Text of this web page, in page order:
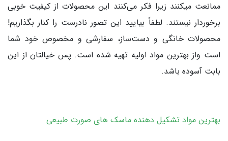
ممانعت میکنند زیرا فکر می‌کنند این محصولات از کیفیت خوبی
برخوردار نیستند. لطفاً بیایید این تصور نادرست را کنار بگذاریم!
محصولات خانگی و دست‌ساز، سفارشی و مخصوص خود شما
است واز بهترین مواد اولیه تهیه شده است. پس خیالتان از این
بابت آسوده باشد.
بهترین مواد تشکیل دهنده ماسک های صورت طبیعی